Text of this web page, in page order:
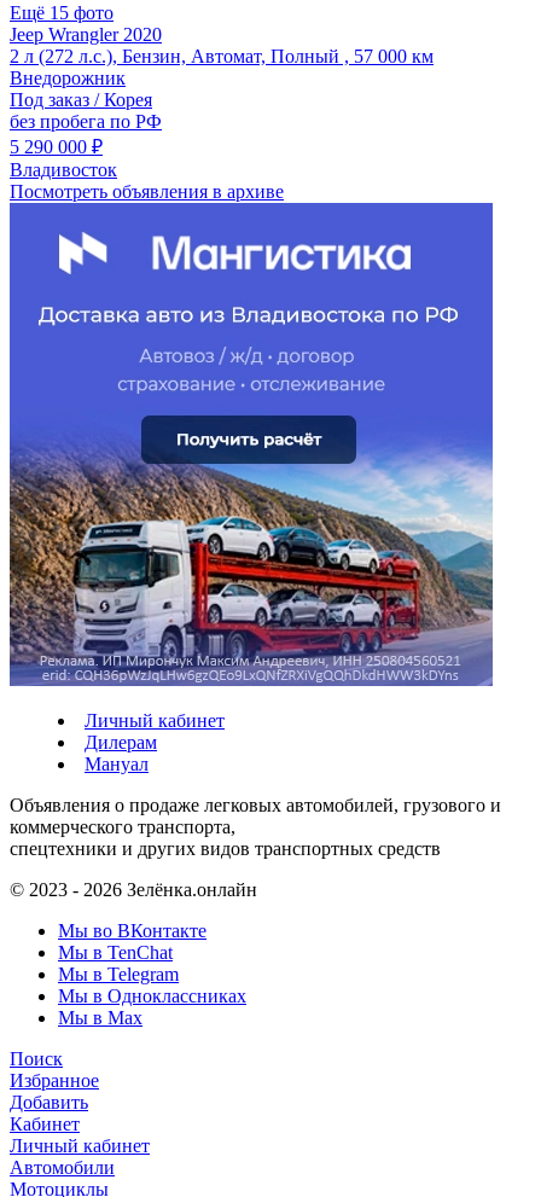
Ещё 15 фото
Jeep Wrangler 2020
2 л (272 л.с.), Бензин, Автомат, Полный , 57 000 км
Внедорожник
Под заказ / Корея
без пробега по РФ
5 290 000 ₽
Владивосток
Посмотреть объявления в архиве
Личный кабинет
Дилерам
Мануал
Объявления о продаже легковых автомобилей, грузового и
коммерческого транспорта,
спецтехники и других видов транспортных средств
© 2023 - 2026 Зелёнка.онлайн
Мы во ВКонтакте
Мы в TenChat
Мы в Telegram
Мы в Одноклассниках
Мы в Max
Поиск
Избранное
Добавить
Кабинет
Личный кабинет
Автомобили
Мотоциклы